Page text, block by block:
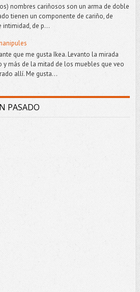
nombres cariñosos son un arma de doble
tienen un componente de cariño, de
intimidad, de p...
que me gusta Ikea. Levanto la mirada
y más de la mitad de los muebles que veo
allí. Me gusta...
PASADO